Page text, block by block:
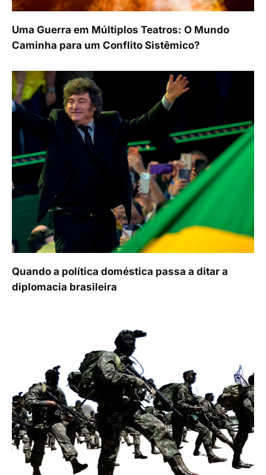
Uma Guerra em Múltiplos Teatros: O Mundo
Caminha para um Conflito Sistêmico?
Quando a política doméstica passa a ditar a
diplomacia brasileira